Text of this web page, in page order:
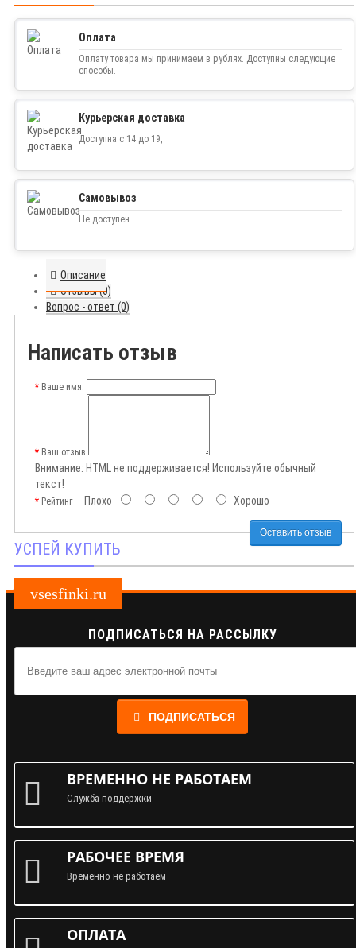
Оплата
Оплату товара мы принимаем в рублях. Доступны следующие
способы.
Курьерская доставка
Доступна с 14 до 19,
Самовывоз
Не доступен.
Описание
Отзывы (0)
Вопрос - ответ (0)
Написать отзыв
Ваше имя:
Ваш отзыв
Внимание: HTML не поддерживается! Используйте обычный
текст!
РейтингПлохо Хорошо
Оставить отзыв
УСПЕЙ КУПИТЬ
vsesfinki.ru
ПОДПИСАТЬСЯ НА РАССЫЛКУ
ПОДПИСАТЬСЯ
ВРЕМЕННО НЕ РАБОТАЕМ
Служба поддержки
РАБОЧЕЕ ВРЕМЯ
Временно не работаем
ОПЛАТА